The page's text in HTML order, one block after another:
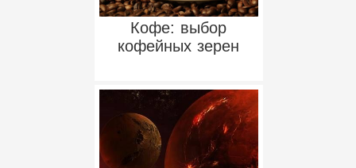
Кофе: выбор
кофейных зерен